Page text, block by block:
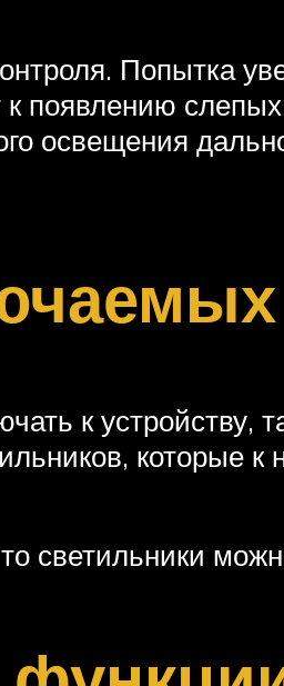
Попытка
появлению
освещения
к устройству,
которые
светильники